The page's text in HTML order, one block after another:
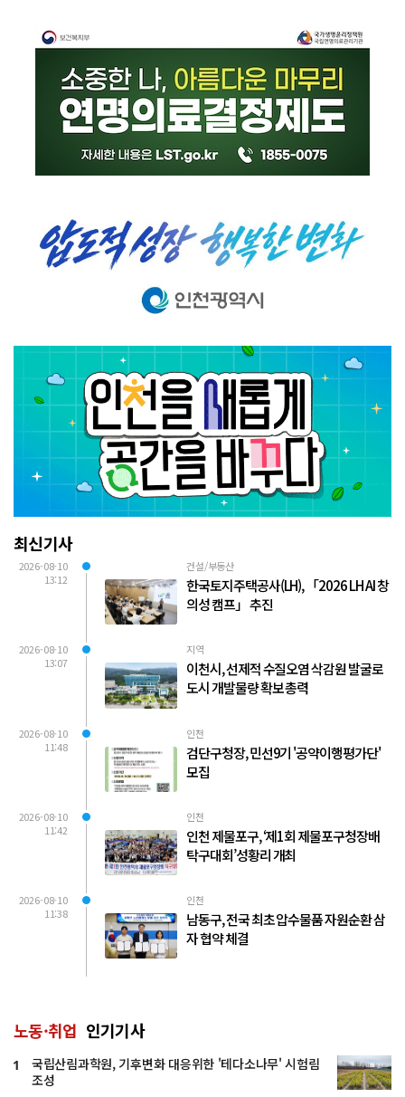
최신기사
2026-08-10
13:12
건설/부동산
한국토지주택공사(LH), 「2026 LH AI 창
의성 캠프」 추진
2026-08-10
13:07
지역
이천시, 선제적 수질오염 삭감원 발굴로
도시 개발물량 확보 총력
2026-08-10
11:48
인천
검단구청장, 민선9기 '공약이행평가단'
모집
2026-08-10
11:42
인천
인천 제물포구, ‘제1회 제물포구청장배
탁구대회’성황리 개최
2026-08-10
11:38
인천
남동구, 전국 최초 압수물품 자원순환 삼
자 협약 체결
노동·취업 인기기사
1
국립산림과학원, 기후변화 대응위한 '테다소나무' 시험림
조성